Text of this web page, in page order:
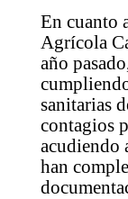
En cuanto
Agrícola
año
sanitarias
contagios
acudiendo
han